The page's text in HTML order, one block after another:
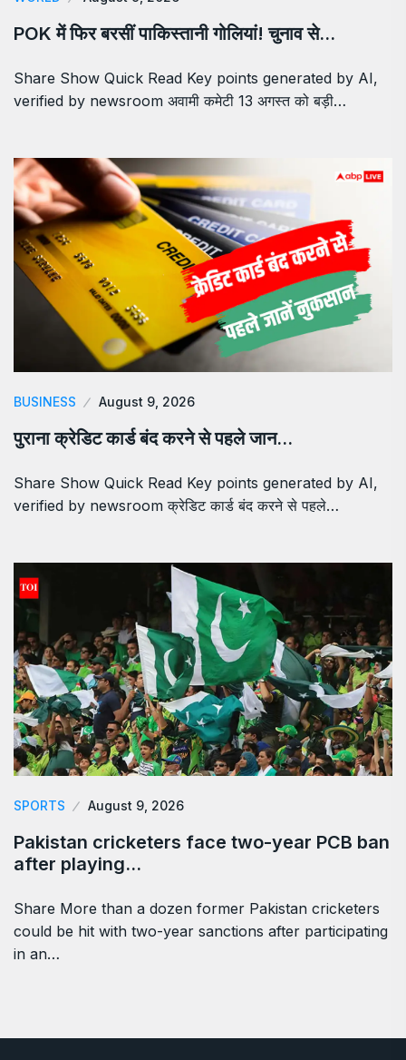
POK में फिर बरसीं पाकिस्तानी गोलियां! चुनाव से…
Share Show Quick Read Key points generated by AI,
verified by newsroom अवामी कमेटी 13 अगस्त को बड़ी…
BUSINESS August 9, 2026
पुराना क्रेडिट कार्ड बंद करने से पहले जान…
Share Show Quick Read Key points generated by AI,
verified by newsroom क्रेडिट कार्ड बंद करने से पहले…
SPORTS August 9, 2026
Pakistan cricketers face two-year PCB ban
after playing…
Share More than a dozen former Pakistan cricketers
could be hit with two-year sanctions after participating
in an…